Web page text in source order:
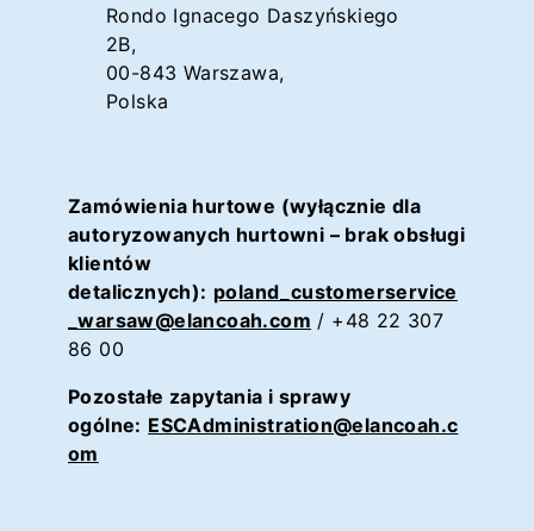
Rondo Ignacego Daszyńskiego
2B,
00-843 Warszawa,
Polska
Zamówienia hurtowe (wyłącznie dla
autoryzowanych hurtowni – brak obsługi
klientów
detalicznych): poland_customerservice
_warsaw@elancoah.com / +48 22 307
86 00
Pozostałe zapytania i sprawy
ogólne: ESCAdministration@elancoah.c
om